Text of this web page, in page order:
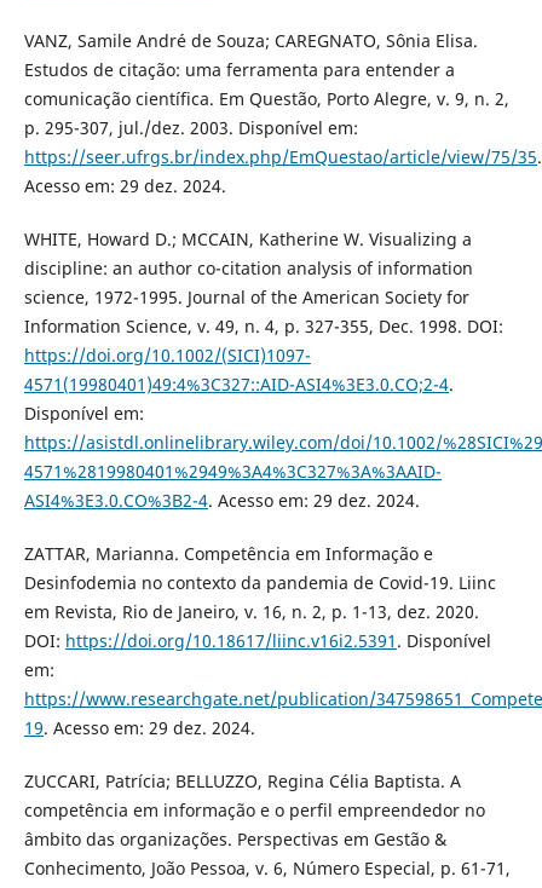
VANZ, Samile André de Souza; CAREGNATO, Sônia Elisa.
Estudos de citação: uma ferramenta para entender a
comunicação científica. Em Questão, Porto Alegre, v. 9, n. 2,
p. 295-307, jul./dez. 2003. Disponível em:
https://seer.ufrgs.br/index.php/EmQuestao/article/view/75/35.
Acesso em: 29 dez. 2024.
WHITE, Howard D.; MCCAIN, Katherine W. Visualizing a
discipline: an author co-citation analysis of information
science, 1972-1995. Journal of the American Society for
Information Science, v. 49, n. 4, p. 327-355, Dec. 1998. DOI:
https://doi.org/10.1002/(SICI)1097-
4571(19980401)49:4%3C327::AID-ASI4%3E3.0.CO;2-4.
Disponível em:
https://asistdl.onlinelibrary.wiley.com/doi/10.1002/
4571%2819980401%2949%3A4%3C327%3A%3AAID-
ASI4%3E3.0.CO%3B2-4. Acesso em: 29 dez. 2024.
ZATTAR, Marianna. Competência em Informação e
Desinfodemia no contexto da pandemia de Covid-19. Liinc
em Revista, Rio de Janeiro, v. 16, n. 2, p. 1-13, dez. 2020.
DOI: https://doi.org/10.18617/liinc.v16i2.5391 . Disponível
em:
https://www.researchgate.net/publication/
19. Acesso em: 29 dez. 2024.
ZUCCARI, Patrícia; BELLUZZO, Regina Célia Baptista. A
competência em informação e o perfil empreendedor no
âmbito das organizações. Perspectivas em Gestão &
Conhecimento, João Pessoa, v. 6, Número Especial, p. 61-71,